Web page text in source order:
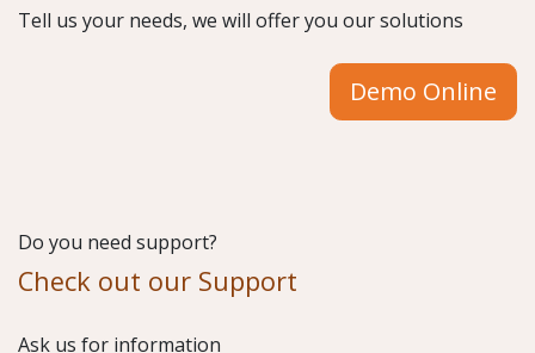
Tell us your needs, we will offer you our solutions
Demo Online
Do you need support?
Check out our Support
​Ask us for information